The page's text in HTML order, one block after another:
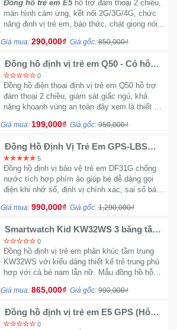
Đồng hồ trẻ em E5hỗ trợ đàm thoại 2 chiều,
màn hình cảm ứng, kết nối 2G/3G/4G, chức
năng định vị trẻ em, báo thức, chát giọng nói...
Giá mua: 290,000₫ Giá gốc: 850,000₫
Đồng hồ định vị trẻ em Q50 - Có hỗ
trợ nghe gọi chống nước
0
Đồng hồ điện thoại định vị trẻ em Q50 hỗ trợ
đàm thoại 2 chiều, giám sát giấc ngủ, khả
năng khoanh vùng an toàn đây xem là thiết bị
Giá mua: 199,000₫ Giá gốc: 950,000₫
Đồng Hồ Định Vị Trẻ Em GPS-LBS
DF31G chống nước - Tích hợp
Camera thoại
5
Đồng hồ định vị bảo vệ trẻ em DF31G chống
nước tích hợp phím ảo giúp bé dễ dàng gọi
điện khi nhớ số, định vị chính xác, sai số bán
bé liên lạc nhanh với bố mẹ trong trường hợp
Giá mua: 990,000₫ Giá gốc: 1,290,000₫
Smartwatch Kid KW32WS 3 băng tần
GPS LPS Wifi
0
Đồng hồ định vị trẻ em phân khúc tầm trung
KW32WS với kiểu dáng thiết kế trẻ trung phù
hợp với cả bé nam lẫn nữ. Mẫu đồng hồ hỗ
Giá mua: 865,000₫ Giá gốc: 990,000₫
Đồng hồ định vị trẻ em E5 GPS (Hỗ
trợ tiếng Việt) - Hot 2019 (Xanh)
0